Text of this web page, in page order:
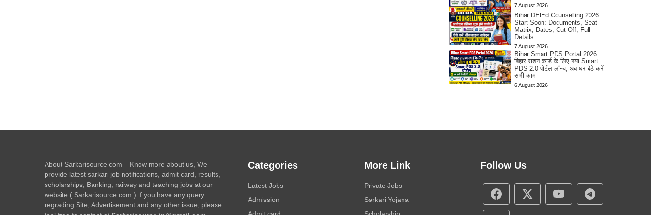
7 August 2026
Bihar DElEd Counselling 2026
Start Soon: Documents, Seat
Matrix, Dates, Cut Off, Full
Details
7 August 2026
Bihar Smart PDS Portal 2026:
बिहार राशन कार्ड के लिए नया Smart
PDS 2.0 पोर्टल लॉन्च, अब घर बैठे करें
सभी काम
6 August 2026
About Sarkarisource.com – Know more about us, We
provide latest sarkari job notifications, admit card, results,
scholarships, Banking, railway and teaching jobs at our
website.( Sarkarisource.com ) If you have any query
regrading Site, Advertisement and any other issue, please
Categories
Latest Jobs
Admission
More Link
Private Jobs
Sarkari Yojana
Follow Us